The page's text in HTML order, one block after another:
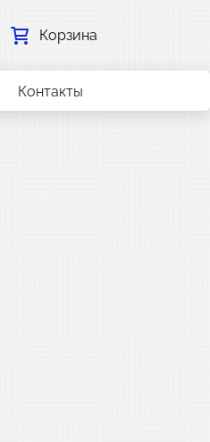
Корзина
Контакты